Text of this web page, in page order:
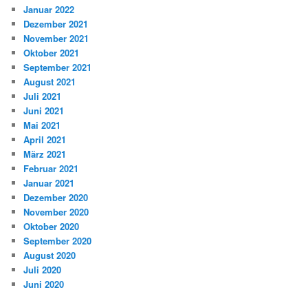
Januar 2022
Dezember 2021
November 2021
Oktober 2021
September 2021
August 2021
Juli 2021
Juni 2021
Mai 2021
April 2021
März 2021
Februar 2021
Januar 2021
Dezember 2020
November 2020
Oktober 2020
September 2020
August 2020
Juli 2020
Juni 2020